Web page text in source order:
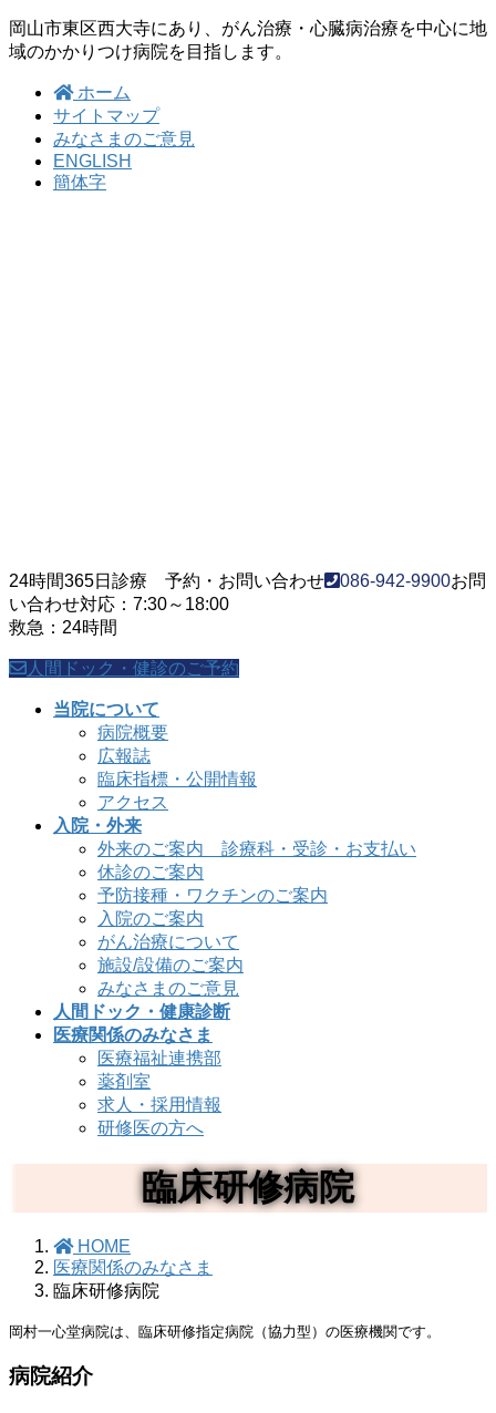
岡山市東区西大寺にあり、がん治療・心臓病治療を中心に地
域のかかりつけ病院を目指します。
ホーム
サイトマップ
みなさまのご意見
ENGLISH
簡体字
24時間365日診療 予約・お問い合わせ 086-942-9900お問
い合わせ対応：7:30～18:00
救急：24時間
人間ドック・健診のご予約
当院について
病院概要
広報誌
臨床指標・公開情報
アクセス
入院・外来
外来のご案内 診療科・受診・お支払い
休診のご案内
予防接種・ワクチンのご案内
入院のご案内
がん治療について
施設/設備のご案内
みなさまのご意見
人間ドック・健康診断
医療関係のみなさま
医療福祉連携部
薬剤室
求人・採用情報
研修医の方へ
臨床研修病院
HOME
医療関係のみなさま
臨床研修病院
岡村一心堂病院は、臨床研修指定病院（協力型）の医療機関です。
病院紹介